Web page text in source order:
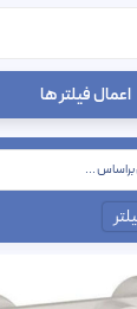
اعمال فیلتر ها